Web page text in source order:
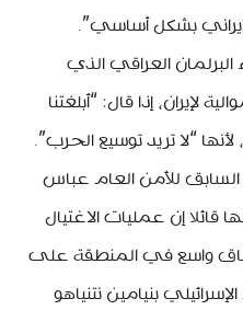
بشكل أساسي”.
العراقي الذي
لإيران، إذا قال: “أبلغتنا
“لا تريد توسيع الحرب”.
للأمن العام عباس
قائلا إن عمليات الاغتيال
واسع في المنطقة على
بنيامين نتنياهو